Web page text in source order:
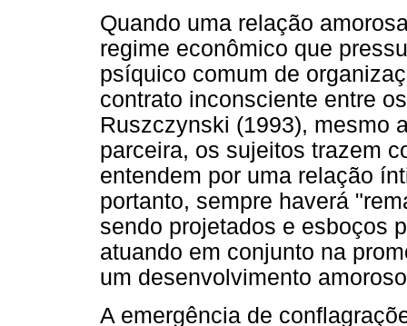
Quando uma relação
regime econômico que
psíquico comum de
contrato inconsciente entre
Ruszczynski (1993), mesmo
parceira, os sujeitos trazem
entendem por uma relação
portanto, sempre haverá
sendo projetados e esboços
atuando em conjunto na
um desenvolvimento
A emergência de